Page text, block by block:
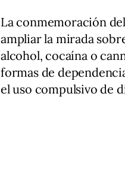
La conmemoración
ampliar la mirada
alcohol, cocaína o
formas de
el uso compulsivo de